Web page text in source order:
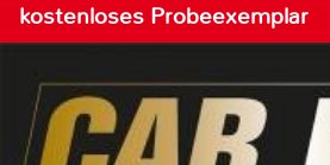
kostenloses Probeexemplar